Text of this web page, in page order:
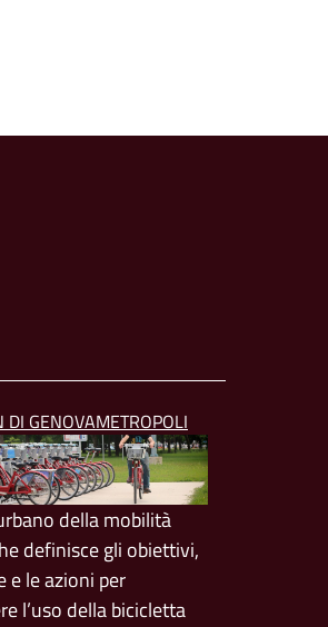
DI GENOVAMETROPOLI
della mobilità
definisce gli obiettivi,
e le azioni per
l’uso della bicicletta